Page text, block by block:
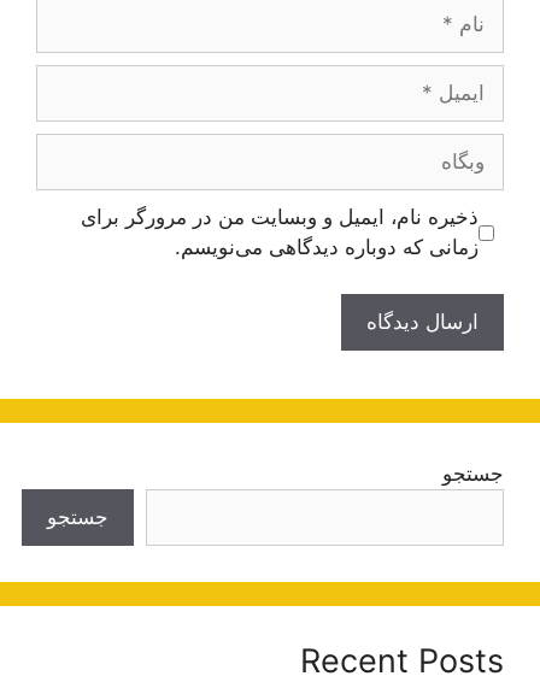
ایمیل
وبگاه
ذخیره نام، ایمیل و وبسایت من در مرورگر برای
زمانی که دوباره دیدگاهی می‌نویسم.
جستجو
جستجو
Recent Posts